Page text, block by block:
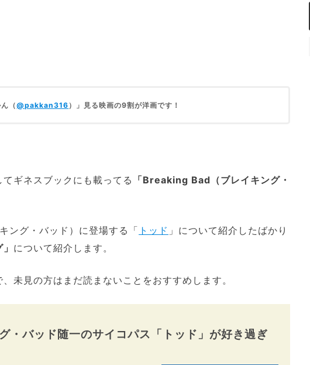
（@pakkan316 ）」見る映画の9割が洋画です！
ギネスブックにも載ってる
「Breaking Bad（ブレイキング・
ング・バッド）に登場する「 トッド 」について紹介したばかり
について紹介します。
未見の方はまだ読まないことをおすすめします。
・バッド随一のサイコパス「トッド」が好き過ぎ